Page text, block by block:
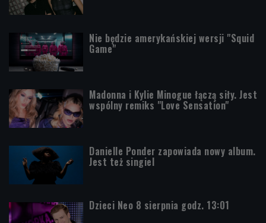
Nie będzie amerykańskiej wersji "Squid
Game"
Madonna i Kylie Minogue łączą siły. Jest
wspólny remiks "Love Sensation"
Danielle Ponder zapowiada nowy album.
Jest też singiel
Dzieci Neo 8 sierpnia godz. 13:01